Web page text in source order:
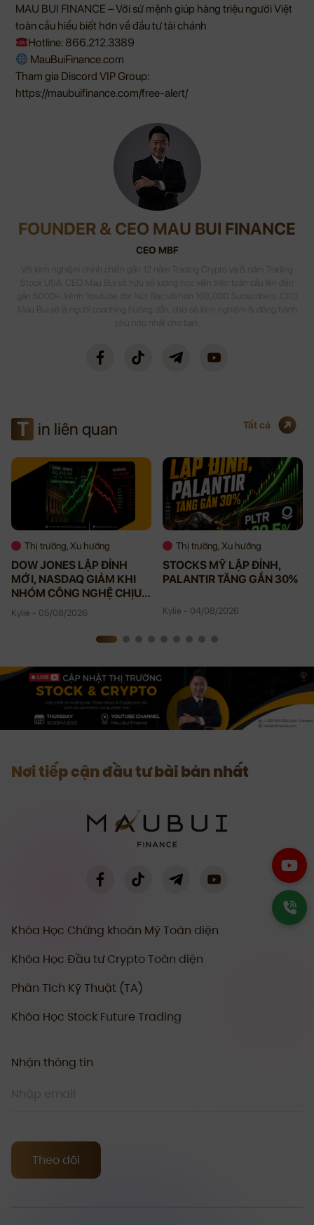
MAU BUI FINANCE – Với sứ mệnh giúp hàng triệu người Việt
toàn cầu hiểu biết hơn về đầu tư tài chánh
Hotline: 866.212.3389
MauBuiFinance.com
Tham gia Discord VIP Group:
https://maubuifinance.com/free-alert/
FOUNDER & CEO MAU BUI FINANCE
CEO MBF
Với kinh nghiệm chinh chiến gần 12 năm Trading Crypto và 8 năm Trading
Stock USA. CEO Mau Bui sở hữu số lượng học viên trên toàn cầu lên đến
gần 5000+, kênh Youtube đạt Nút Bạc với hơn 108,000 Subscribers. CEO
Mau Bui sẽ là người coaching hướng dẫn, chia sẻ kinh nghiệm & đồng hành
phù hợp nhất cho bạn.
T in liên quan Tất cả
Thị trường, Xu hướng
DOW JONES LẬP ĐỈNH
MỚI, NASDAQ GIẢM KHI
NHÓM CÔNG NGHỆ CHỊU
ÁP LỰC
Kylie - 05/08/2026
Thị trường, Xu hướng
STOCKS MỸ LẬP ĐỈNH,
PALANTIR TĂNG GẦN 30%
Kylie - 04/08/2026
Nơi tiếp cận đầu tư bài bản nhất
Khóa Học Chứng khoán Mỹ Toàn diện
Khóa Học Đầu tư Crypto Toàn diện
Phân Tích Kỹ Thuật (TA)
Khóa Học Stock Future Trading
Nhận thông tin
Theo dõi